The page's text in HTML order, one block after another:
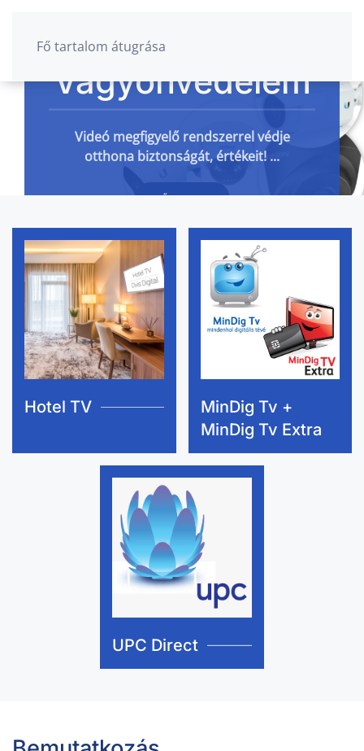
Fő tartalom átugrása
Vagyonvédelem
Videó megfigyelő rendszerrel védje
otthona biztonságát, értékeit! ...
BŐVEBBEN
Hotel TV
MinDig Tv +
MinDig Tv Extra
UPC Direct